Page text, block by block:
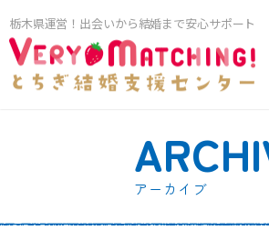
栃木県運営！出会いから結婚まで安心サポート
アーカイブ